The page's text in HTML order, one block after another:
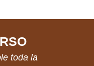
toda la